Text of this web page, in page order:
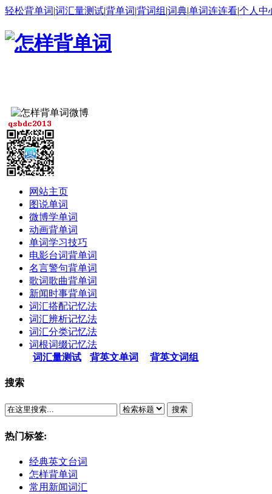
轻松背单词|词汇量测试|背单词|背词组 |词典|单词连连看|个人中
网站主页
图说单词
微博学单词
动画背单词
单词学习技巧
电影台词背单词
名言警句背单词
歌词歌曲背单词
新闻时事背单词
词汇搭配记忆法
词汇辨析记忆法
词汇分类记忆法
词根词缀记忆法
词汇量测试
背英文单词 背英文词组
搜索
搜索
热门标签:
经典英文台词
怎样背单词
常用新闻词汇